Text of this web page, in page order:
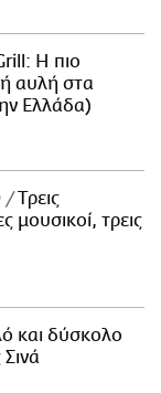
Η πιο
αυλή στα
Ελλάδα)
Tρεις
μουσικοί, τρεις
και δύσκολο